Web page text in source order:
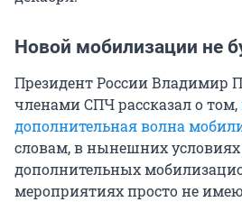
Новой мобилизации не
Президент России Владимир
членами СПЧ рассказал о том,
дополнительная волна
словам, в нынешних условиях
дополнительных
мероприятиях просто не